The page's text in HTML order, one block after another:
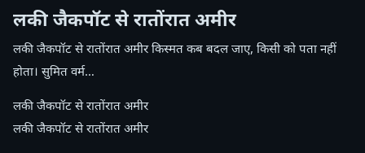
लकी जैकपॉट से रातोंरात अमीर
लकी जैकपॉट से रातोंरात अमीर किस्मत कब बदल जाए, किसी को पता नहीं
होता। सुमित वर्म…
लकी जैकपॉट से रातोंरात अमीर
लकी जैकपॉट से रातोंरात अमीर